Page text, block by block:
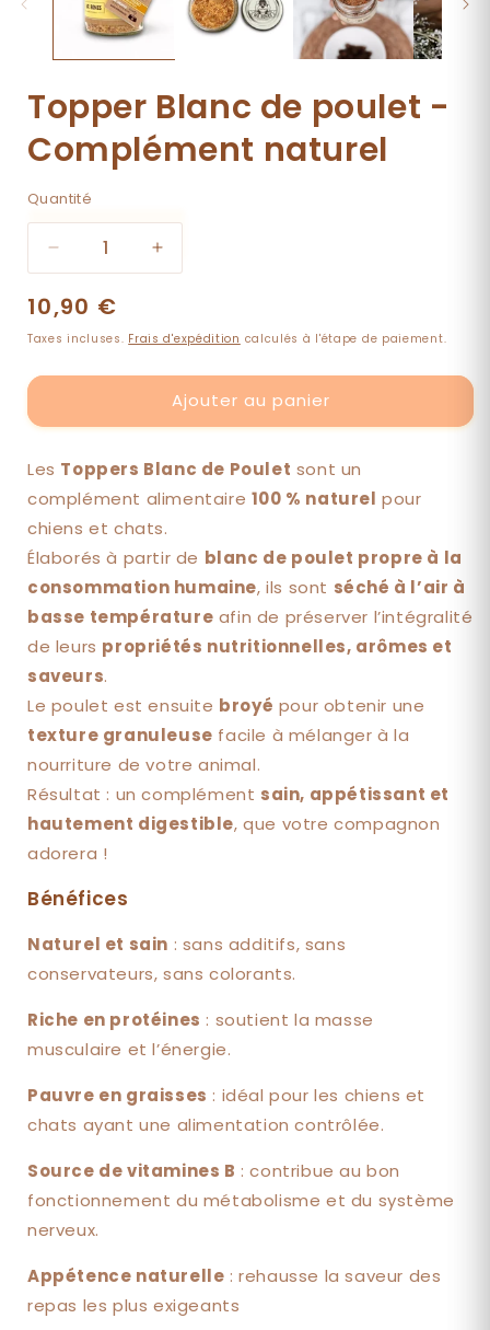
Topper Blanc de poulet -
Complément naturel
Quantité
Quantité
Réduire
la
quantité
Topper
Blanc
Complément
naturel
Augmenter
la
Topper
Blanc
de
poulet
Complément
Prix
habituel
10,90 €
Taxes incluses. Frais d'expédition calculés à l'étape de paiement.
Ajouter au panier
Les Toppers Blanc de Poulet sont un
complément alimentaire 100 % naturel pour
chiens et chats.
Élaborés à partir de blanc de poulet propre à la
consommation humaine, ils sont séché à l’air à
basse température afin de préserver l’intégralité
de leurs propriétés nutritionnelles, arômes et
saveurs.
Le poulet est ensuite broyé pour obtenir une
texture granuleuse facile à mélanger à la
nourriture de votre animal.
Résultat : un complément sain, appétissant et
hautement digestible, que votre compagnon
adorera !
Bénéfices
Naturel et sain : sans additifs, sans
conservateurs, sans colorants.
Riche en protéines : soutient la masse
musculaire et l’énergie.
Pauvre en graisses : idéal pour les chiens et
chats ayant une alimentation contrôlée.
Source de vitamines B : contribue au bon
fonctionnement du métabolisme et du système
nerveux.
Appétence naturelle : rehausse la saveur des
repas les plus exigeants